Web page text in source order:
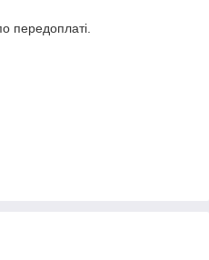
передоплаті.